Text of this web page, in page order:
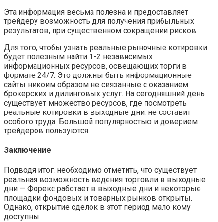
Эта информация весьма полезна и предоставляет
трейдеру возможность для получения прибыльных
результатов, при существенном сокращении рисков.
Для того, чтобы узнать реальные рыночные котировки
будет полезным найти 1-2 независимых
информационных ресурсов, освещающих торги в
формате 24/7. Это должны быть информационные
сайты никоим образом не связанные с оказанием
брокерских и дилинговых услуг. На сегодняшний день
существует множество ресурсов, где посмотреть
реальные котировки в выходные дни, не составит
особого труда. Большой популярностью и доверием
трейдеров пользуются:
Заключение
Подводя итог, необходимо отметить, что существует
реальная возможность ведения торговли в выходные
дни — Форекс работает в выходные дни и некоторые
площадки фондовых и товарных рынков открыты.
Однако, открытие сделок в этот период мало кому
доступны.